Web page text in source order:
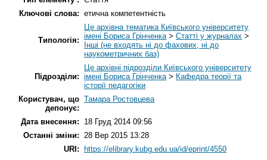
Ключові слова: етична компетентність
Типологія:
Це архівна тематика Київського університету
імені Бориса Грінченка> Статті у журналах >
Інші (не входять ні до фахових, ні до
наукометричних баз)
Підрозділи:
Це архівні підрозділи Київського університету
імені Бориса Грінченка> Кафедра теорії та
історії педагогіки
Користувач, що
депонує:
Тамара Ростовцева
Дата внесення:
18 Груд 2014 09:56
Останні зміни: 28 Вер 2015 13:28
URI:
https://elibrary.kubg.edu.ua/id/eprint/4550